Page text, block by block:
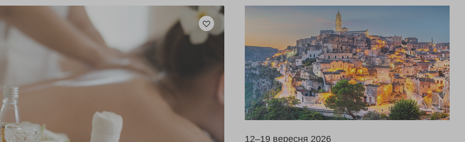
12–19 вересня 2026